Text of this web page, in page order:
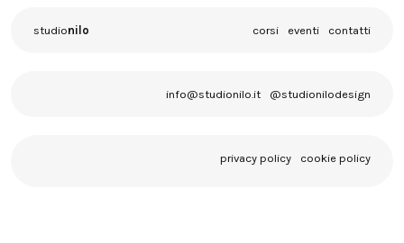
studionilo corsi eventi contatti
info@studionilo.it @studionilodesign
privacy policy cookie policy